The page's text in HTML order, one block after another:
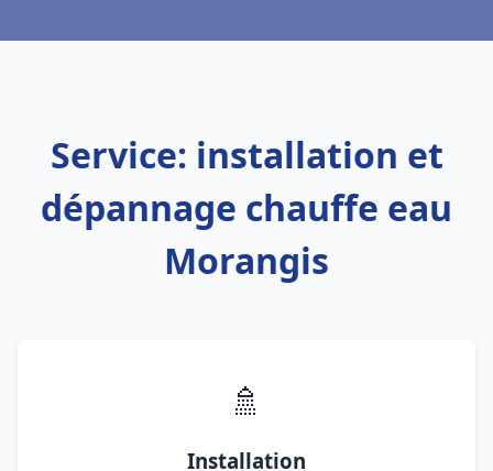
Service: installation et
dépannage chauffe eau
Morangis
🚿
Installation